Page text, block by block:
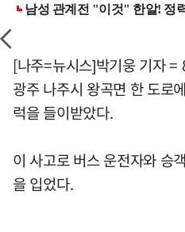
[나주=뉴시스]박기웅 기자
광주 나주시 왕곡면 한 도로
럭을 들이받았다.
이 사고로 버스 운전자와 승
을 입었다.